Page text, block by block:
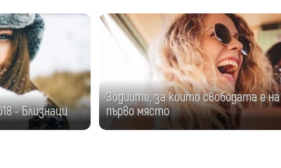
- Близнаци
Зодиите, за които свободата е на
първо място